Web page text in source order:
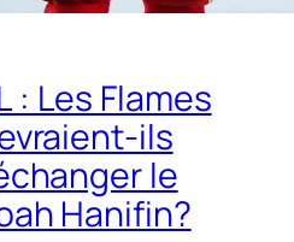
: Les Flames
ils
le
Hanifin?